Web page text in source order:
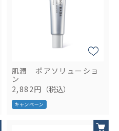
肌潤 ポアソリューショ
ン
2,882円 （税込）